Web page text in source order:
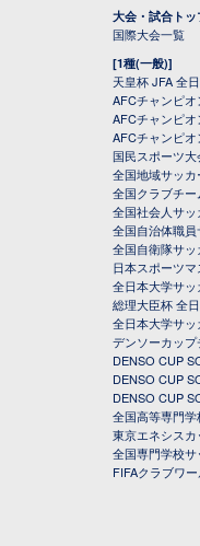
大会・試合トッ
国際大会一覧
[1種(一般)]
天皇杯 JFA 全
AFCチャンピ
AFCチャンピ
AFCチャンピ
国民スポーツ
全国地域サッ
全国クラブチ
全国社会人サ
全国自治体職
全国自衛隊サ
日本スポーツ
全日本大学サ
総理大臣杯 全
全日本大学サ
デンソーカッ
DENSO CUP
DENSO CUP
DENSO CUP
全国高等専門
東京エネシス
全国専門学校
FIFAクラブワ